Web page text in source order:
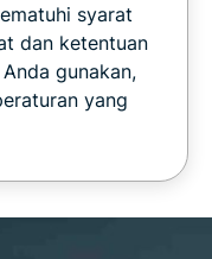
syarat
dan ketentuan
gunakan,
yang